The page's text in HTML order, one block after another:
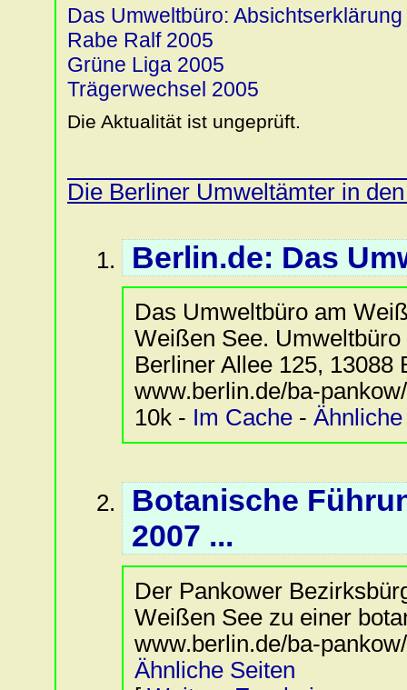
Das Umweltbüro:
Rabe Ralf 2005
Grüne Liga 2005
Trägerwechsel 2005
Die Aktualität ist ungeprüft.
Die Berliner Umweltämter in
Berlin.de: Das
Das Umweltbüro am
Weißen See.
Berliner Allee 125, 13088
www.berlin.de/ba-
10k - Im Cache -
Botanische
2007 ...
Der Pankower
Weißen See zu einer
www.berlin.de/ba-
Ähnliche Seiten